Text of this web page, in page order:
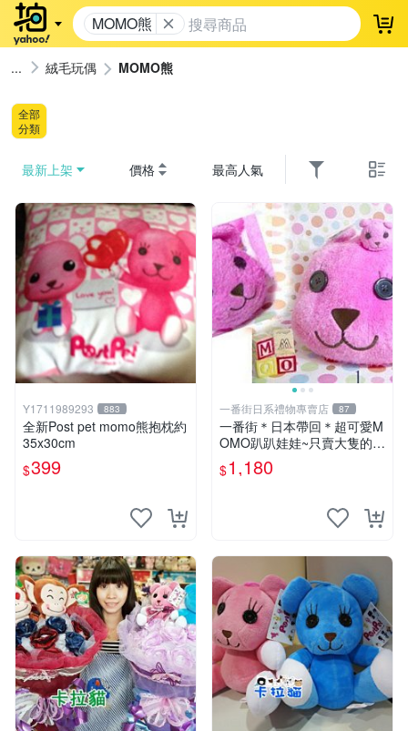
MOMO熊 登
絨毛玩偶 MOMO熊
全部
分類
最新上架 價格 最高人氣
Y1711989293 883
全新Post pet momo熊抱枕約
35x30cm
$399
一番街日系禮物專賣店 87
一番街＊日本帶回＊超可愛M
OMO趴趴娃娃~只賣大隻的1
號~單隻價～生日禮物
$1,180